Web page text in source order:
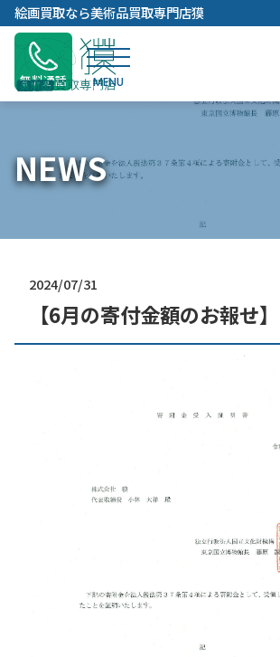
内
容
キ
ッ
絵画買取なら美術品買取専門店獏
無料通話
NEWS
2024/07/31
【6月の寄付金額のお報せ】